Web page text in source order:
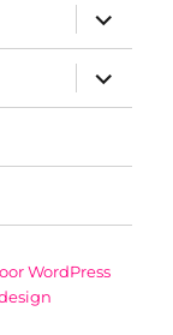
submenu
submenu
WordPress